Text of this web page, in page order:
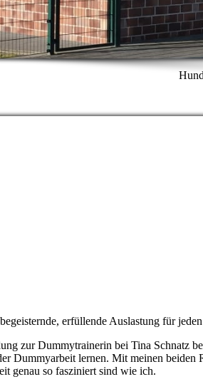
erfüllende Auslastung für
zur Dummytrainerin bei Tina Schnatz
Dummyarbeit lernen. Mit meinen
genau so fasziniert sind wie ich.